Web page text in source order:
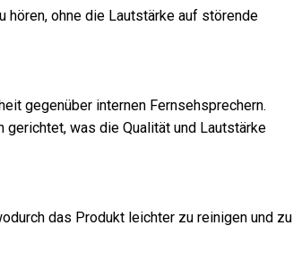
hören, ohne die Lautstärke auf störende
gegenüber internen Fernsehsprechern.
was die Qualität und Lautstärke
das Produkt leichter zu reinigen und zu